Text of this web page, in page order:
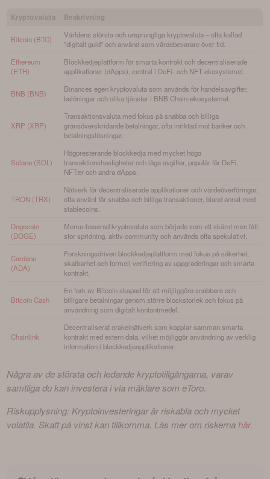
Kryptovaluta Beskrivning
Bitcoin (BTC)
Världens största och ursprungliga kryptovaluta – ofta kallad
”digitalt guld” och använd som värdebevarare över tid.
Ethereum
(ETH)
Blockkedjeplattform för smarta kontrakt och decentraliserade
applikationer (dApps), central i DeFi- och NFT-ekosystemet.
BNB (BNB)
Binances egen kryptovaluta som används för handelsavgifter,
belöningar och olika tjänster i BNB Chain-ekosystemet.
XRP (XRP)
Transaktionsvaluta med fokus på snabba och billiga
gränsöverskridande betalningar, ofta inriktad mot banker och
betalningslösningar.
Solana (SOL)
Högpresterande blockkedja med mycket höga
transaktionshastigheter och låga avgifter, populär för DeFi,
NFT:er och andra dApps.
TRON (TRX)
Nätverk för decentraliserade applikationer och värdeöverföringar,
ofta använt för snabba och billiga transaktioner, bland annat med
stablecoins.
Dogecoin
(DOGE)
Meme-baserad kryptovaluta som började som ett skämt men fått
stor spridning, aktiv community och används ofta spekulativt.
Cardano
(ADA)
Forskningsdriven blockkedjeplattform med fokus på säkerhet,
skalbarhet och formell verifiering av uppgraderingar och smarta
kontrakt.
Bitcoin Cash
En fork av Bitcoin skapad för att möjliggöra snabbare och
billigare betalningar genom större blockstorlek och fokus på
användning som digitalt kontantmedel.
Chainlink
Decentraliserat orakelnätverk som kopplar samman smarta
kontrakt med extern data, vilket möjliggör användning av verklig
information i blockkedjeapplikationer.
Några av de största och ledande kryptotillgångarna, varav
samtliga du kan investera i via mäklare som eToro.
Riskupplysning: Kryptoinvesteringar är riskabla och mycket
volatila. Skatt på vinst kan tillkomma. Läs mer om riskerna här.